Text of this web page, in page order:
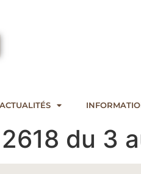
ACTUALITÉS
du 3